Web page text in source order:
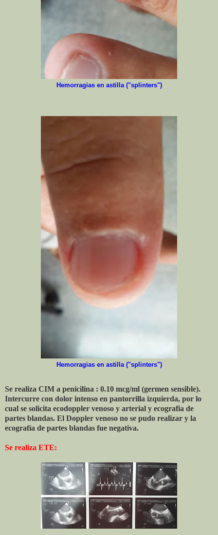
Hemorragias en astilla ("splinters")
Hemorragias en astilla ("splinters")
Se realiza CIM a penicilina : 0.10 mcg/ml (germen sensible).
Intercurre con dolor intenso en pantorrilla izquierda, por lo
cual se solicita ecodoppler venoso y arterial y ecografia de
partes blandas. El Doppler venoso no se pudo realizar y la
ecografía de partes blandas fue negativa.
Se realiza ETE: